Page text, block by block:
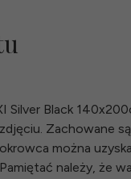
Silver Black
Zachowane
można
należy, że